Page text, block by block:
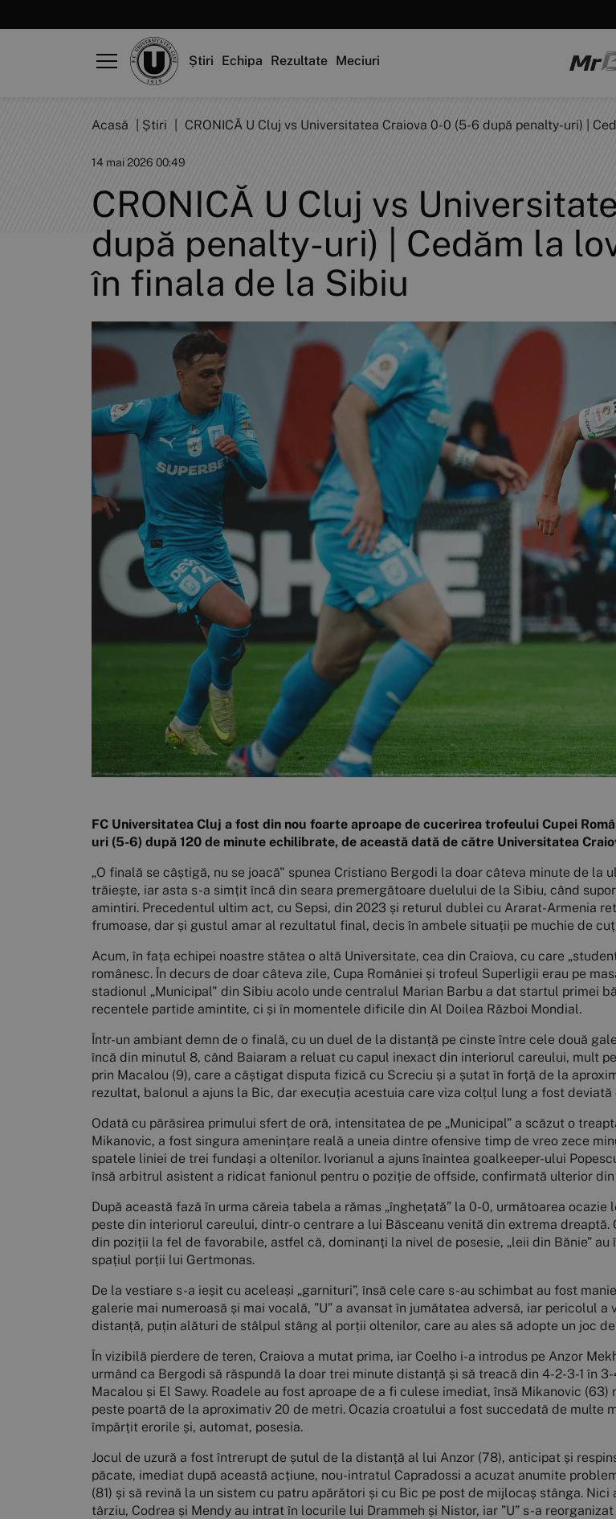
Știri Echipa Rezultate Meciuri
Acasă Știri CRONICĂ U Cluj vs Universitatea Craiova 0-0 (5-6 după penalty-uri) |
14 mai 2026 00:49
CRONICĂ U Cluj vs
după penalty-uri) | Cedăm la
în finala de la Sibiu
FC Universitatea Cluj a fost din nou foarte aproape de cucerirea trofeului Cupei
uri (5-6) după 120 de minute echilibrate, de această dată de către Universitatea
„O finală se câștigă, nu se joacă" spunea Cristiano Bergodi la doar câteva minute de
trăiește, iar asta s-a simțit încă din seara premergătoare duelului de la Sibiu, când
amintiri. Precedentul ultim act, cu Sepsi, din 2023 și returul dublei cu Ararat-Armenia
frumoase, dar și gustul amar al rezultatul final, decis în ambele situații pe muchie de
Acum, în fața echipei noastre stătea o altă Universitate, cea din Craiova, cu care
românesc. În decurs de doar câteva zile, Cupa României și trofeul Superligii erau pe
stadionul „Municipal" din Sibiu acolo unde centralul Marian Barbu a dat startul primei
recentele partide amintite, ci și în momentele dificile din Al Doilea Război Mondial.
Într-un ambiant demn de o finală, cu un duel de la distanță pe cinste între cele două
încă din minutul 8, când Baiaram a reluat cu capul inexact din interiorul careului, mult
prin Macalou (9), care a câștigat disputa fizică cu Screciu și a șutat în forță de la
rezultat, balonul a ajuns la Bic, dar execuția acestuia care viza colțul lung a fost
Odată cu părăsirea primului sfert de oră, intensitatea de pe „Municipal” a scăzut o
Mikanovic, a fost singura amenințare reală a uneia dintre ofensive timp de vreo zece
spatele liniei de trei fundași a oltenilor. Ivorianul a ajuns înaintea goalkeeper-ului
însă arbitrul asistent a ridicat fanionul pentru o poziție de offside, confirmată ulterior din
După această fază în urma căreia tabela a rămas „înghețată” la 0-0, următoarea
peste din interiorul careului, dintr-o centrare a lui Băsceanu venită din extrema
din poziții la fel de favorabile, astfel că, dominanți la nivel de posesie, „leii din Bănie”
spațiul porții lui Gertmonas.
De la vestiare s-a ieșit cu aceleași „garnituri”, însă cele care s-au schimbat au fost
galerie mai numeroasă și mai vocală, ”U” a avansat în jumătatea adversă, iar pericolul
distanță, puțin alături de stâlpul stâng al porții oltenilor, care au ales să adopte un joc
În vizibilă pierdere de teren, Craiova a mutat prima, iar Coelho i-a introdus pe Anzor
urmând ca Bergodi să răspundă la doar trei minute distanță și să treacă din 4-2-3-1 în
Macalou și El Sawy. Roadele au fost aproape de a fi culese imediat, însă Mikanovic
peste poartă de la aproximativ 20 de metri. Ocazia croatului a fost succedată de multe
împărțit erorile și, automat, posesia.
Jocul de uzură a fost întrerupt de șutul de la distanță al lui Anzor (78), anticipat și
păcate, imediat după această acțiune, nou-intratul Capradossi a acuzat anumite
(81) și să revină la un sistem cu patru apărători și cu Bic pe post de mijlocaș stânga.
târziu, Codrea și Mendy au intrat în locurile lui Drammeh și Nistor, iar ”U” s-a